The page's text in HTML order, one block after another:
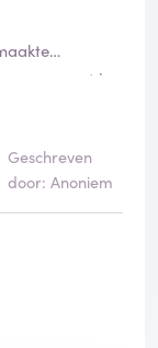
in
niet na
werden wij
werd bij
we nog
Toen wij
de
maand te
Geschreven
door: Anoniem